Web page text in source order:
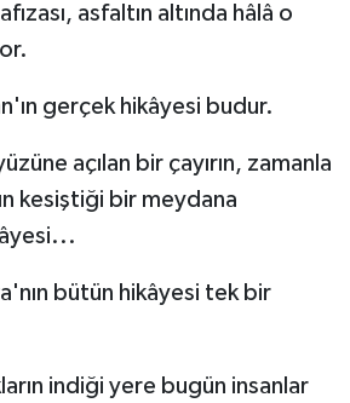
asfaltın altında hâlâ o
gerçek hikâyesi budur.
açılan bir çayırın, zamanla
kesiştiği bir meydana
bütün hikâyesi tek bir
indiği yere bugün insanlar